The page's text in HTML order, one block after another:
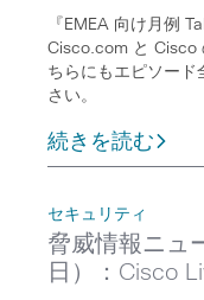
『EMEA 向け月例
Cisco.com と Cisco
ちらにもエピソード
さい。
続きを読む
セキュリティ
脅威情報ニュ
日）：Cisco